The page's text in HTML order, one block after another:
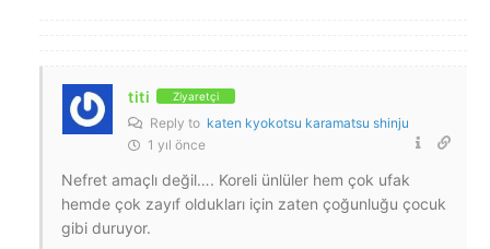
titi Ziyaretçi
Reply to katen kyokotsu karamatsu shinju
1 yıl önce
Nefret amaçlı değil…. Koreli ünlüler hem çok ufak
hemde çok zayıf oldukları için zaten çoğunluğu çocuk
gibi duruyor.